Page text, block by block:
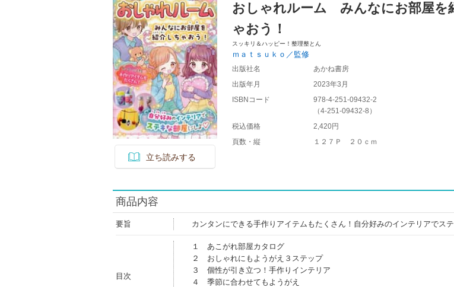
立ち読みする
おしゃれルーム みんなにお部屋を
ゃおう！
スッキリ＆ハッピー！整理整とん
ｍａｔｓｕｋｏ／監修
出版社名
あかね書房
出版年月
2023年3月
ISBNコード
978-4-251-09432-2
（4-251-09432-8 ）
税込価格
2,420円
頁数・縦
１２７Ｐ ２０ｃｍ
商品内容
要旨 カンタンにできる手作りアイテムもたくさん！自分好みのインテリアでステ
目次
１ あこがれ部屋カタログ
２ おしゃれにもようがえ３ステップ
３ 個性が引き立つ！手作りインテリア
４ 季節に合わせてもようがえ